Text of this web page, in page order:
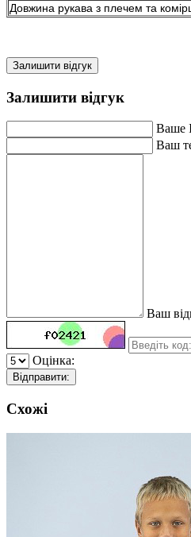
Довжина рукава з плечем та
Залишити відгук
Залишити відгук
Ваше
Ваш
Ваш
Оцінка:
Відправити:
Схожі